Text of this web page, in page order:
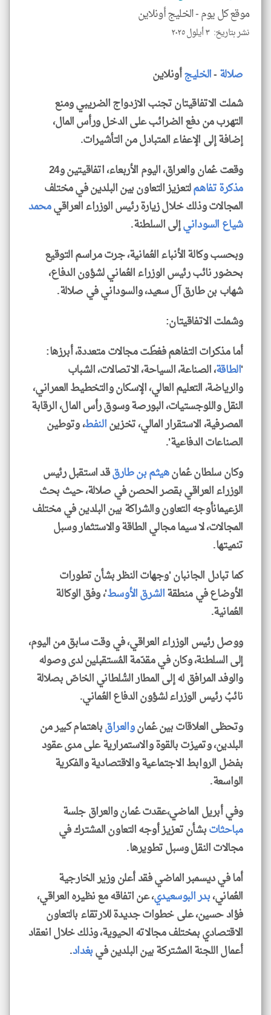
موقع كل يوم -الخليج أونلاين
نشر بتاريخ: ٣ أيلول ٢٠٢٥
صلالة-الخليجأونلاين
شملت الاتفاقيتان تجنب الازدواج الضريبي ومنع
التهرب من دفع الضرائب على الدخل ورأس المال،
إضافة إلى الإعفاء المتبادل من التأشيرات.
وقعت عُمان والعراق، اليوم الأربعاء، اتفاقيتين و24
مذكرة تفاهملتعزيز التعاون بين البلدين في مختلف
المجالات وذلك خلال زيارة رئيس الوزراء العراقيمحمد
شياع السودانيإلى السلطنة.
وبحسب وكالة الأنباء العُمانية، جرت مراسم التوقيع
بحضور نائب رئيس الوزراء العُماني لشؤون الدفاع،
شهاب بن طارق آل سعيد، والسوداني في صلالة.
وشملت الاتفاقيتان:
أما مذكرات التفاهم فغطّت مجالات متعددة، أبرزها:
'الطاقة، الصناعة، السياحة، الاتصالات، الشباب
والرياضة، التعليم العالي، الإسكان والتخطيط العمراني،
النقل واللوجستيات، البورصة وسوق رأس المال، الرقابة
المصرفية، الاستقرار المالي، تخزينالنفط، وتوطين
الصناعات الدفاعية'.
وكان سلطان عُمانهيثم بن طارققد استقبل رئيس
الوزراء العراقي بقصر الحصن في صلالة، حيث بحث
الزعيمانأوجه التعاون والشراكة بين البلدين في مختلف
المجالات، لا سيما مجالي الطاقة والاستثمار وسبل
تنميتها.
كما تبادل الجانبان 'وجهات النظر بشأن تطورات
الأوضاع في منطقةالشرق الأوسط'، وفق الوكالة
العُمانية.
ووصل رئيس الوزراء العراقي، في وقت سابق من اليوم،
إلى السلطنة، وكان في مقدّمة المُستقبلين لدى وصوله
والوفد المرافق له إلى المطار السُّلطاني الخاصّ بصلالة
نائبُ رئيس الوزراء لشؤون الدفاع العُماني.
وتحظى العلاقات بين عُمانوالعراقباهتمام كبير من
البلدين، وتميزت بالقوة والاستمرارية على مدى عقود
بفضل الروابط الاجتماعية والاقتصادية والفكرية
الواسعة.
وفي أبريل الماضي،عقدت عُمان والعراق جلسة
مباحثاتبشأن تعزيز أوجه التعاون المشترك في
مجالات النقل وسبل تطويرها.
أما في ديسمبر الماضي فقد أعلن وزير الخارجية
العُماني،بدر البوسعيدي، عن اتفاقه مع نظيره العراقي،
فؤاد حسين، على خطوات جديدة للارتقاء بالتعاون
الاقتصادي بمختلف مجالاته الحيوية، وذلك خلال انعقاد
أعمال اللجنة المشتركة بين البلدين فيبغداد.
klyoum.com